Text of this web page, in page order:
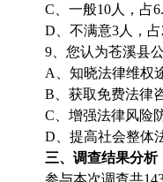
C、一般10人，占
D、不满意3人，占
9、您认为苍溪县
A、知晓法律维权
B、获取免费法律
C、增强法律风险
D、提高社会整体
三、调查结果分析
参与本次调查共143